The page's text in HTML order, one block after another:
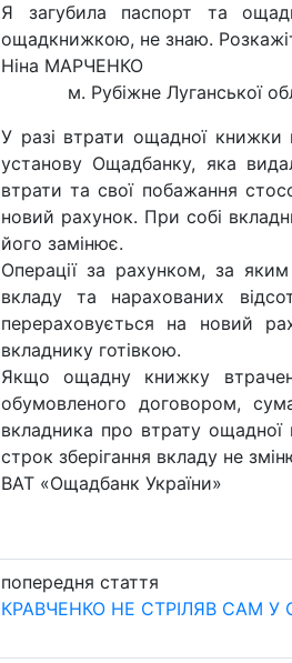
Я загубила паспорт та
ощадкнижкою, не знаю.
Ніна МАРЧЕНКО
м. Рубіжне Луганської
У разі втрати ощадної
установу Ощадбанку, яка
втрати та свої побажання
новий рахунок. При собі
його замінює.
Операції за рахунком, за
вкладу та нарахованих
перераховується на новий
вкладнику готівкою.
Якщо ощадну книжку
обумовленого договором,
вкладника про втрату
строк зберігання вкладу не
ВАТ «Ощадбанк України»
попередня стаття
КРАВЧЕНКО НЕ СТРІЛЯВ САМ У